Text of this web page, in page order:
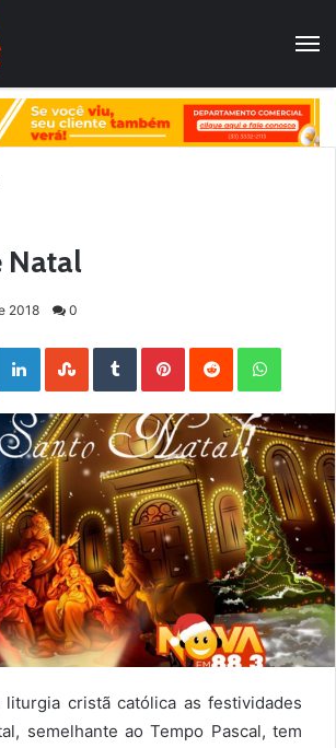
Natal
2018 0
LinkedIn StumbleUpon Tumblr Pinterest Reddit
liturgia cristã católica as festividades
semelhante ao Tempo Pascal, tem